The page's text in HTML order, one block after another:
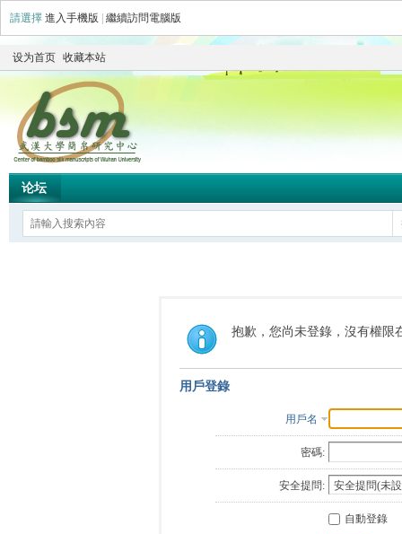
請選擇 進入手機版 繼續訪問電腦版
设为首页 收藏本站
论坛
抱歉，您尚未登錄，沒有權限
用戶登錄
用戶名
密碼:
安全提問:
自動登錄